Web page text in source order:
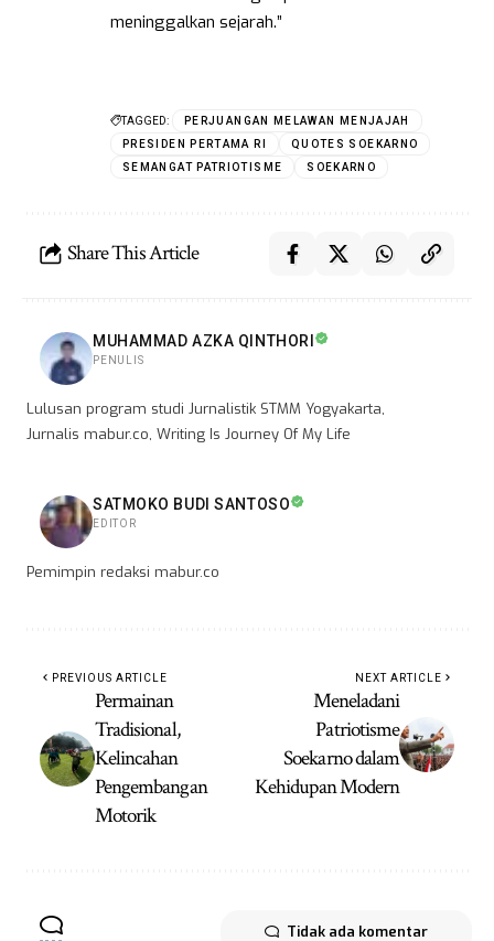
meninggalkan sejarah.”
TAGGED:
PERJUANGAN MELAWAN MENJAJAH
PRESIDEN PERTAMA RI
QUOTES SOEKARNO
SEMANGAT PATRIOTISME
SOEKARNO
Share This Article
MUHAMMAD AZKA QINTHORI
PENULIS
Lulusan program studi Jurnalistik STMM Yogyakarta,
Jurnalis mabur.co, Writing Is Journey Of My Life
SATMOKO BUDI SANTOSO
EDITOR
Pemimpin redaksi mabur.co
PREVIOUS ARTICLE
Permainan
Tradisional,
Kelincahan
Pengembangan
Motorik
NEXT ARTICLE
Meneladani
Patriotisme
Soekarno dalam
Kehidupan Modern
Tidak ada komentar